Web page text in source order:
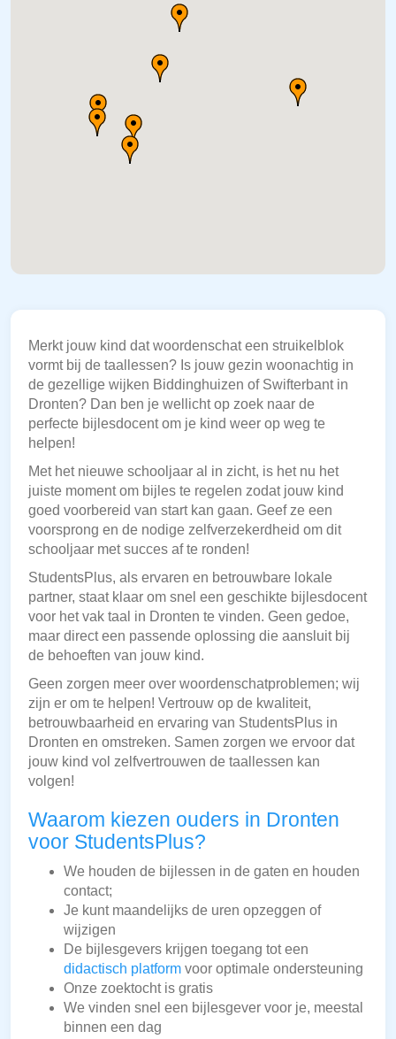
Merkt jouw kind dat woordenschat een struikelblok
vormt bij de taallessen? Is jouw gezin woonachtig in
de gezellige wijken Biddinghuizen of Swifterbant in
Dronten? Dan ben je wellicht op zoek naar de
perfecte bijlesdocent om je kind weer op weg te
helpen!
Met het nieuwe schooljaar al in zicht, is het nu het
juiste moment om bijles te regelen zodat jouw kind
goed voorbereid van start kan gaan. Geef ze een
voorsprong en de nodige zelfverzekerdheid om dit
schooljaar met succes af te ronden!
StudentsPlus, als ervaren en betrouwbare lokale
partner, staat klaar om snel een geschikte bijlesdocent
voor het vak taal in Dronten te vinden. Geen gedoe,
maar direct een passende oplossing die aansluit bij
de behoeften van jouw kind.
Geen zorgen meer over woordenschatproblemen; wij
zijn er om te helpen! Vertrouw op de kwaliteit,
betrouwbaarheid en ervaring van StudentsPlus in
Dronten en omstreken. Samen zorgen we ervoor dat
jouw kind vol zelfvertrouwen de taallessen kan
volgen!
Waarom kiezen ouders in Dronten
voor StudentsPlus?
We houden de bijlessen in de gaten en houden
contact;
Je kunt maandelijks de uren opzeggen of
wijzigen
De bijlesgevers krijgen toegang tot een
didactisch platform voor optimale ondersteuning
Onze zoektocht is gratis
We vinden snel een bijlesgever voor je, meestal
binnen een dag